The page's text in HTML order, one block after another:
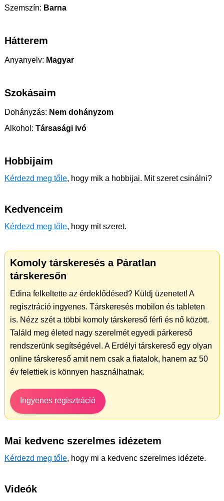
Szemszín: Barna
Hátterem
Anyanyelv: Magyar
Szokásaim
Dohányzás: Nem dohányzom
Alkohol: Társasági ivó
Hobbijaim
Kérdezd meg tőle, hogy mik a hobbijai. Mit szeret csinálni?
Kedvenceim
Kérdezd meg tőle, hogy mit szeret.
Komoly társkeresés a Páratlan
társkeresőn
Edina felkeltette az érdeklődésed? Küldj üzenetet! A
regisztráció ingyenes. Társkeresés mobilon és tableten
is. Nézz szét a többi komoly társkereső férfi és nő között.
Találd meg életed nagy szerelmét egyedi párkereső
rendszerünk segítségével. A Erdélyi társkereső egy olyan
online társkereső amit nem csak a fiatalok, hanem az 50
év felettiek is könnyen használhatnak.
Ingyenes regisztráció
Mai kedvenc szerelmes idézetem
Kérdezd meg tőle, hogy mi a kedvenc szerelmes idézete.
Videók